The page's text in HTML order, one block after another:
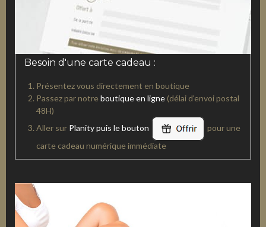
Besoin d'une carte cadeau :
Présentez vous directement en boutique
Passez par notre boutique en ligne (délai d'envoi postal
48H)
Aller sur Planity puis le bouton
pour une
carte cadeau numérique immédiate